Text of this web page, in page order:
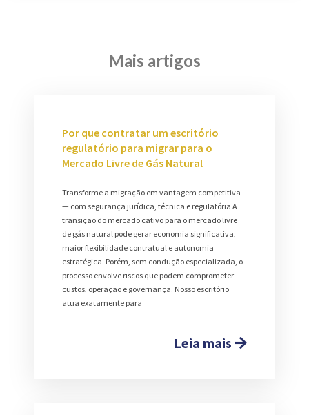
Mais artigos
Por que contratar um escritório
regulatório para migrar para o
Mercado Livre de Gás Natural
Transforme a migração em vantagem competitiva
— com segurança jurídica, técnica e regulatória A
transição do mercado cativo para o mercado livre
de gás natural pode gerar economia significativa,
maior flexibilidade contratual e autonomia
estratégica. Porém, sem condução especializada, o
processo envolve riscos que podem comprometer
custos, operação e governança. Nosso escritório
atua exatamente para
Leia mais